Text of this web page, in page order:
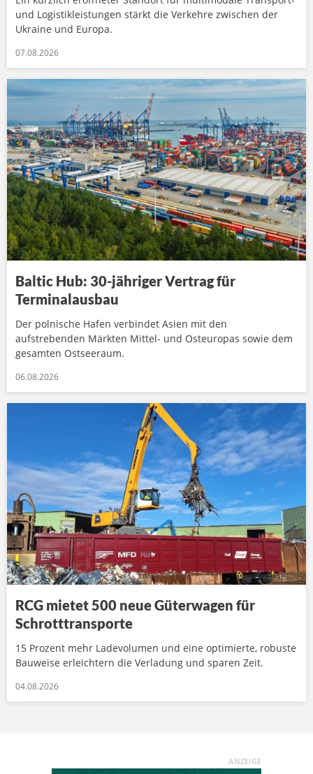
und Logistikleistungen stärkt die Verkehre zwischen der
Ukraine und Europa.
07.08.2026
Baltic Hub: 30-jähriger Vertrag für
Terminalausbau
Der polnische Hafen verbindet Asien mit den
aufstrebenden Märkten Mittel- und Osteuropas sowie dem
gesamten Ostseeraum.
06.08.2026
RCG mietet 500 neue Güterwagen für
Schrotttransporte
15 Prozent mehr Ladevolumen und eine optimierte, robuste
Bauweise erleichtern die Verladung und sparen Zeit.
04.08.2026
ANZEIGE